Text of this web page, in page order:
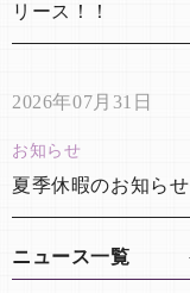
リース！！
2026年07月31日
お知らせ
夏季休暇のお知らせ
ニュース一覧